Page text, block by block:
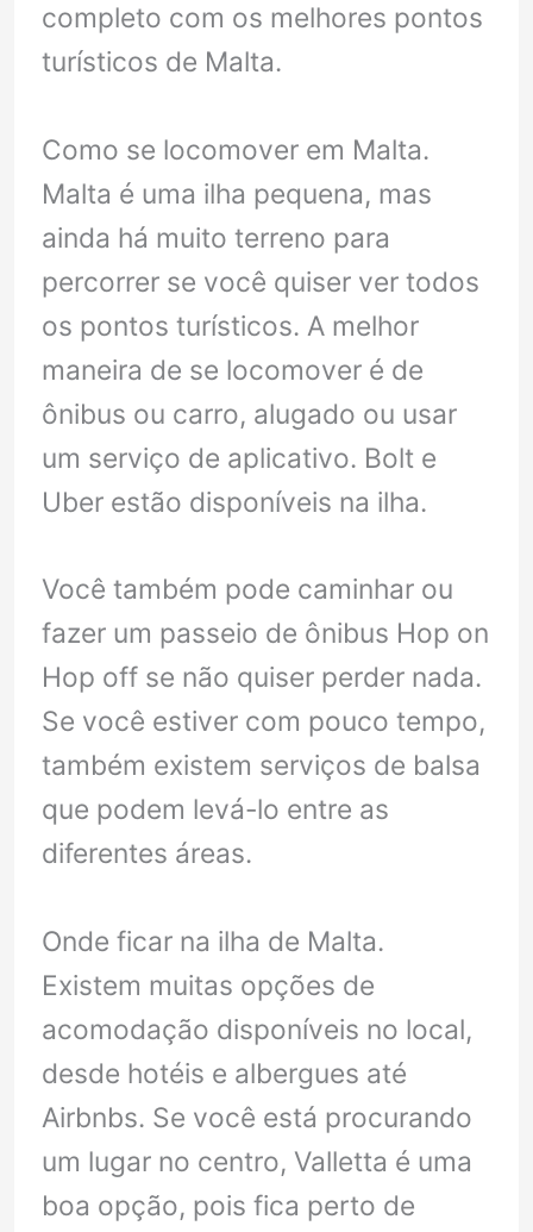
completo com os melhores pontos
turísticos de Malta.
Como se locomover em Malta.
Malta é uma ilha pequena, mas
ainda há muito terreno para
percorrer se você quiser ver todos
os pontos turísticos. A melhor
maneira de se locomover é de
ônibus ou carro, alugado ou usar
um serviço de aplicativo. Bolt e
Uber estão disponíveis na ilha.
Você também pode caminhar ou
fazer um passeio de ônibus Hop on
Hop off se não quiser perder nada.
Se você estiver com pouco tempo,
também existem serviços de balsa
que podem levá-lo entre as
diferentes áreas.
Onde ficar na ilha de Malta.
Existem muitas opções de
acomodação disponíveis no local,
desde hotéis e albergues até
Airbnbs. Se você está procurando
um lugar no centro, Valletta é uma
boa opção, pois fica perto de